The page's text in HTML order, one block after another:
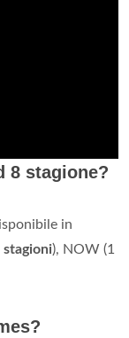
8 stagione?
in
stagioni), NOW (1